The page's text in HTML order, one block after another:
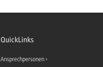
QuickLinks
Ansprechpersonen